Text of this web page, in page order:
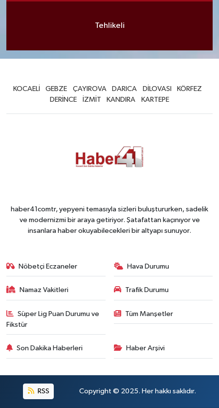
Tehlikeli
KOCAELİ GEBZE ÇAYIROVA DARICA DİLOVASI
KÖRFEZ
DERİNCE
İZMİT KANDIRA KARTEPE
haber41comtr, yepyeni temasıyla sizleri buluştururken, sadelik
ve modernizmi bir araya getiriyor. Şatafattan kaçınıyor ve
insanlara haber okuyabilecekleri bir altyapı sunuyor.
Nöbetçi Eczaneler Hava Durumu
Namaz Vakitleri Trafik Durumu
Süper Lig Puan Durumu ve
Fikstür
Tüm Manşetler
Son Dakika Haberleri Haber Arşivi
RSS Copyright © 2025. Her hakkı saklıdır.